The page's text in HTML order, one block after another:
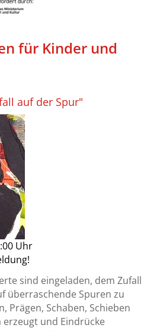
für Kinder und
auf der Spur"
Uhr
sind eingeladen, dem Zufall
überraschende Spuren zu
Prägen, Schaben, Schieben
und Eindrücke